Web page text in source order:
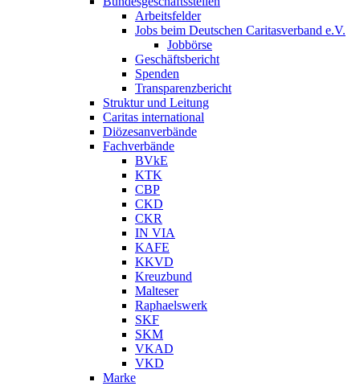
Arbeitsfelder
Jobs beim Deutschen Caritasverband e.V.
Jobbörse
Geschäftsbericht
Spenden
Transparenzbericht
Struktur und Leitung
Caritas international
Diözesanverbände
Fachverbände
BVkE
KTK
CBP
CKD
CKR
IN VIA
KAFE
KKVD
Kreuzbund
Malteser
Raphaelswerk
SKF
SKM
VKAD
VKD
Marke